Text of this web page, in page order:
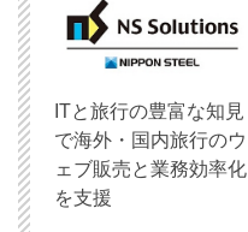
ITと旅行の豊富な知見
で海外・国内旅行のウ
ェブ販売と業務効率化
を支援